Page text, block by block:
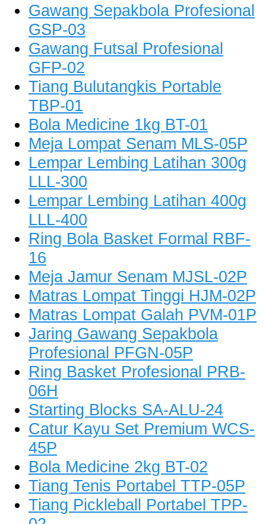
Gawang Sepakbola Profesional
GSP-03
Gawang Futsal Profesional
GFP-02
Tiang Bulutangkis Portable
TBP-01
Bola Medicine 1kg BT-01
Meja Lompat Senam MLS-05P
Lempar Lembing Latihan 300g
LLL-300
Lempar Lembing Latihan 400g
LLL-400
Ring Bola Basket Formal RBF-
16
Meja Jamur Senam MJSL-02P
Matras Lompat Tinggi HJM-02P
Matras Lompat Galah PVM-01P
Jaring Gawang Sepakbola
Profesional PFGN-05P
Ring Basket Profesional PRB-
06H
Starting Blocks SA-ALU-24
Catur Kayu Set Premium WCS-
45P
Bola Medicine 2kg BT-02
Tiang Tenis Portabel TTP-05P
Tiang Pickleball Portabel TPP-